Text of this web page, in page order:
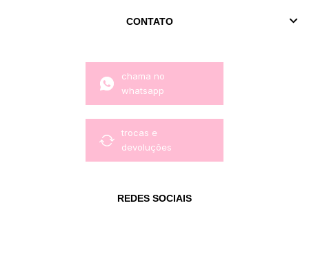
CONTATO
chama no
whatsapp
trocas e
devoluções
REDES SOCIAIS